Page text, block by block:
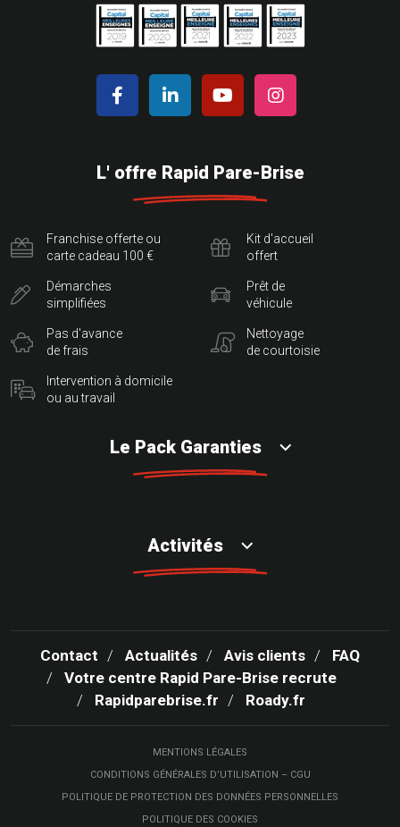
L' offre Rapid Pare-Brise
Franchise offerte ou
carte cadeau 100 €
Démarches
simplifiées
Pas d'avance
de frais
Intervention à domicile
ou au travail
Kit d'accueil
offert
Prêt de
véhicule
Nettoyage
de courtoisie
Le Pack Garanties
Activités
Contact Actualités Avis clients
FAQ
Votre centre Rapid Pare-Brise recrute
Rapidparebrise.fr
Roady.fr
MENTIONS LÉGALES
CONDITIONS GÉNÉRALES D’UTILISATION – CGU
POLITIQUE DE PROTECTION DES DONNÉES PERSONNELLES
POLITIQUE DES COOKIES